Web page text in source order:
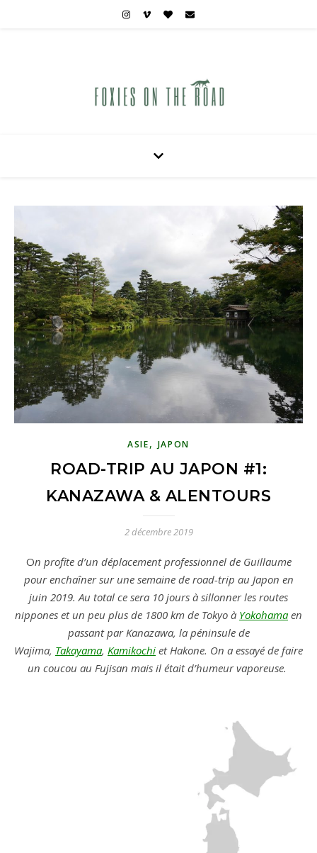
ASIE, JAPON
ROAD-TRIP AU JAPON #1:
KANAZAWA & ALENTOURS
2 décembre 2019
On profite d’un déplacement professionnel de Guillaume
pour enchaîner sur une semaine de road-trip au Japon en
juin 2019. Au total ce sera 10 jours à sillonner les routes
nippones et un peu plus de 1800 km de Tokyo à Yokohama en
passant par Kanazawa, la péninsule de
Wajima, Takayama, Kamikochi et Hakone. On a essayé de faire
un coucou au Fujisan mais il était d’humeur vaporeuse.